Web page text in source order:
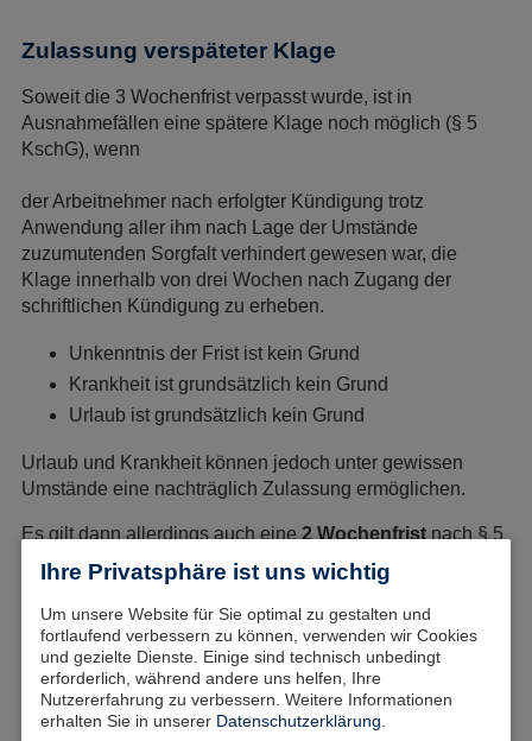
Zulassung verspäteter Klage
Soweit die 3 Wochenfrist verpasst wurde, ist in
Ausnahmefällen eine spätere Klage noch möglich (§ 5
KschG), wenn
der Arbeitnehmer nach erfolgter Kündigung trotz
Anwendung aller ihm nach Lage der Umstände
zuzumutenden Sorgfalt verhindert gewesen war, die
Klage innerhalb von drei Wochen nach Zugang der
schriftlichen Kündigung zu erheben.
Unkenntnis der Frist ist kein Grund
Krankheit ist grundsätzlich kein Grund
Urlaub ist grundsätzlich kein Grund
Urlaub und Krankheit können jedoch unter gewissen
Umstände eine nachträglich Zulassung ermöglichen.
Es gilt dann allerdings auch eine 2 Wochenfristnach § 5
III KschG (nach Behebung des Hindernisses, welches die
rechtzeitige Klageeinreichung unmöglich machte), die
einzuhalten ist.
Die Gründe sind innerhalb der 2 Wochen glaubhaft zu
machen (z.B. durch Versicherung an Eides statt).
Ihre Privatsphäre ist uns wichtig
Um unsere Website für Sie optimal zu gestalten und
fortlaufend verbessern zu können, verwenden wir Cookies
und gezielte Dienste. Einige sind technisch unbedingt
erforderlich, während andere uns helfen, Ihre
Nutzererfahrung zu verbessern. Weitere Informationen
erhalten Sie in unserer Datenschutzerklärung